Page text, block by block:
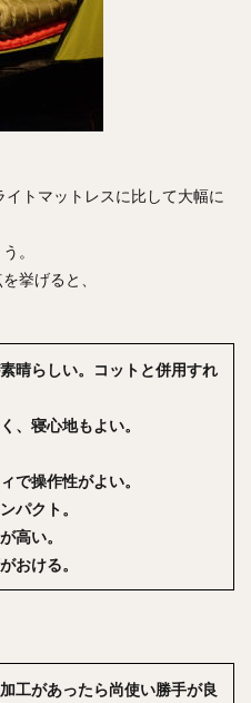
トマットレスに比して大幅に
。
挙げると、
晴らしい。コットと併用すれ
、寝心地もよい。
で操作性がよい。
パクト。
高い。
おける。
工があったら尚使い勝手が良